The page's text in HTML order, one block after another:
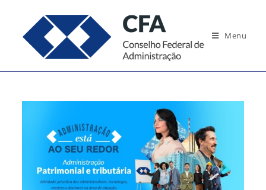
conteúdo
Menu